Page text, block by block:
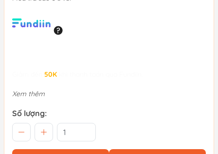
50K
Xem thêm
Số lượng: